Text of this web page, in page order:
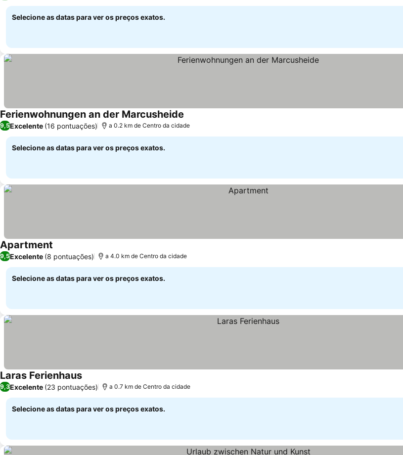
Selecione as datas para ver os preços exatos.
Ferienwohnungen an der Marcusheide
9,5Excelente (16 pontuações) a 0.2 km de Centro da cidade
Selecione as datas para ver os preços exatos.
Apartment
9,5Excelente (8 pontuações) a 4.0 km de Centro da cidade
Selecione as datas para ver os preços exatos.
Laras Ferienhaus
9,3Excelente (23 pontuações) a 0.7 km de Centro da cidade
Selecione as datas para ver os preços exatos.